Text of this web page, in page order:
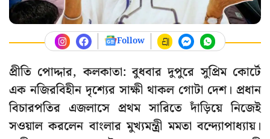
Follow
প্রীতি পোদ্দার, কলকাতা: বুধবার দুপুরে সুপ্রিম কোর্টে
এক নজিরবিহীন দৃশ্যের সাক্ষী থাকল গোটা দেশ। প্রধান
বিচারপতির এজলাসে প্রথম সারিতে দাঁড়িয়ে নিজেই
সওয়াল করলেন বাংলার মুখ্যমন্ত্রী মমতা বন্দ্যোপাধ্যায়।